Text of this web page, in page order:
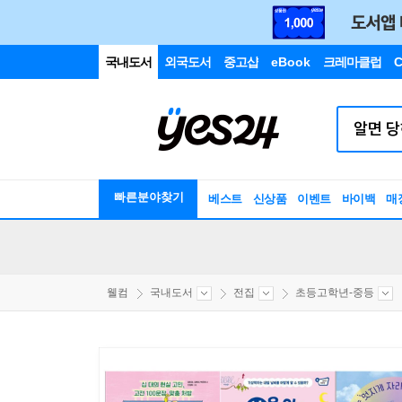
국내도서 외국도서 중고샵 eBook 크레마클럽
빠른분야찾기 베스트 신상품 이벤트 바이백 매
웰컴 국내도서 전집 초등고학년-중등